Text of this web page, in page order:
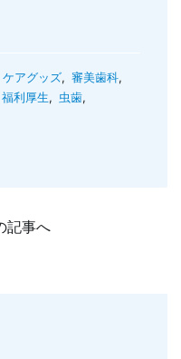
ケアグッズ, 審美歯科,
福利厚生, 虫歯,
記事へ